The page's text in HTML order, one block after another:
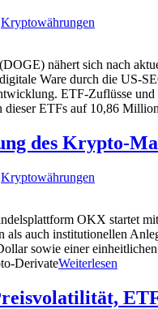
Kryptowährungen
nähert sich nach
Ware durch die US-
ETF-Zuflüsse
dieser ETFs auf 10,86
des Krypto-
Kryptowährungen
OKX startet
als auch institutionellen
sowie einer
DerivateWeiterlesen